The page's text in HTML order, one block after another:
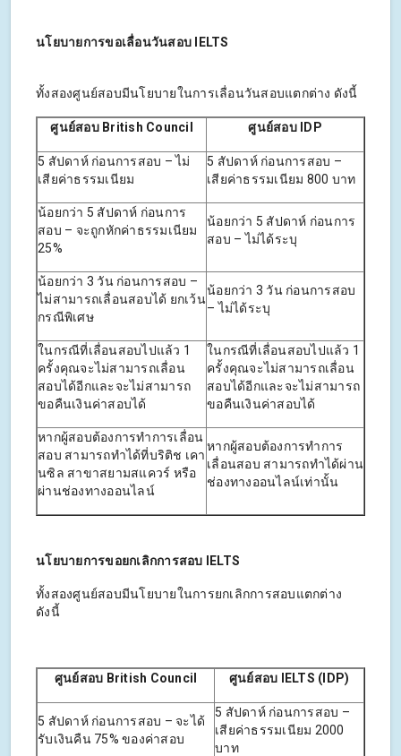
นโยบายการขอเลื่อนวันสอบ IELTS
ทั้งสองศูนย์สอบมีนโยบายในการเลื่อนวันสอบแตกต่าง ดังนี้
ศูนย์สอบ British Council ศูนย์สอบ IDP
5 สัปดาห์ ก่อนการสอบ – ไม่
เสียค่าธรรมเนียม
5 สัปดาห์ ก่อนการสอบ –
เสียค่าธรรมเนียม 800 บาท
น้อยกว่า 5 สัปดาห์ ก่อนการ
สอบ – จะถูกหักค่าธรรมเนียม
25%
น้อยกว่า 5 สัปดาห์ ก่อนการ
สอบ – ไม่ได้ระบุ
น้อยกว่า 3 วัน ก่อนการสอบ –
ไม่สามารถเลื่อนสอบได้ ยกเว้น
กรณีพิเศษ
น้อยกว่า 3 วัน ก่อนการสอบ
– ไม่ได้ระบุ
ในกรณีที่เลื่อนสอบไปแล้ว 1
ครั้งคุณจะไม่สามารถเลื่อน
สอบได้อีกและจะไม่สามารถ
ขอคืนเงินค่าสอบได้
ในกรณีที่เลื่อนสอบไปแล้ว 1
ครั้งคุณจะไม่สามารถเลื่อน
สอบได้อีกและจะไม่สามารถ
ขอคืนเงินค่าสอบได้
หากผู้สอบต้องการทำการเลื่อน
สอบ สามารถทำได้ที่บริติช เคา
นซิล สาขาสยามสแควร์ หรือ
ผ่านช่องทางออนไลน์
หากผู้สอบต้องการทำการ
เลื่อนสอบ สามารถทำได้ผ่าน
ช่องทางออนไลน์เท่านั้น
นโยบายการขอยกเลิกการสอบ IELTS
ทั้งสองศูนย์สอบมีนโยบายในการยกเลิกการสอบแตกต่าง
ดังนี้
ศูนย์สอบ British Council ศูนย์สอบ IELTS (IDP)
5 สัปดาห์ ก่อนการสอบ – จะได้
รับเงินคืน 75% ของค่าสอบ
5 สัปดาห์ ก่อนการสอบ –
เสียค่าธรรมเนียม 2000
บาท